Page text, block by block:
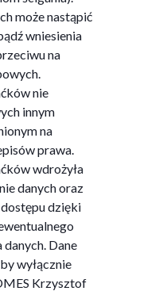
może nastąpić
wniesienia
na
nie
innym
na
prawa.
wdrożyła
danych oraz
dzięki
Dane
wyłącznie
Krzysztof